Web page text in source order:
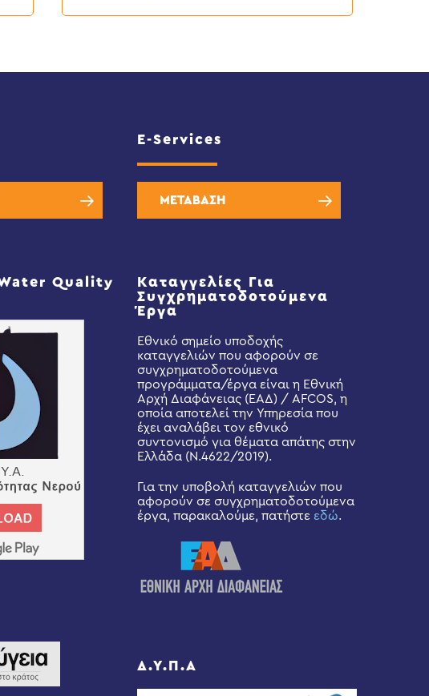
Water Quality
E-Services
ΜΕΤΑΒΑΣΗ
Καταγγελίες Για
Συγχρηματοδοτούμενα
Έργα
Εθνικό σημείο υποδοχής
καταγγελιών που αφορούν σε
συγχρηματοδοτούμενα
προγράμματα/έργα είναι η Εθνική
Αρχή Διαφάνειας (ΕΑΔ) / AFCOS, η
οποία αποτελεί την Υπηρεσία που
έχει αναλάβει τον εθνικό
συντονισμό για θέματα απάτης στην
Ελλάδα (Ν.4622/2019).
Για την υποβολή καταγγελιών που
αφορούν σε συγχρηματοδοτούμενα
έργα, παρακαλούμε, πατήστε εδώ.
Δ.Υ.Π.Α